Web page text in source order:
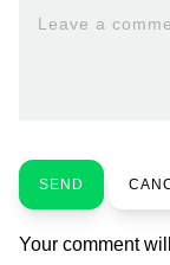
Leave a
SEND
Your comment